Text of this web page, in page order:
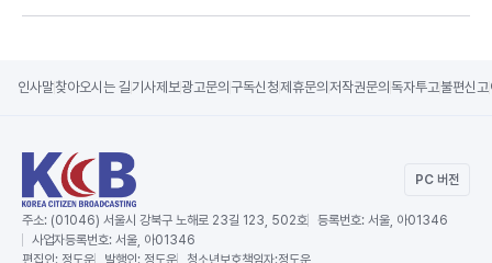
인사말찾아오시는 길기사제보광고문의 구독신청제휴문의 저작권문의 독자투고불편신고
PC 버전
주소: (01046) 서울시 강북구 노해로 23길 123, 502호 등록번호: 서울, 아01346
사업자등록번호: 서울, 아01346
편집인: 정도운 발행인: 정도운 청소년보호책임자:정도운